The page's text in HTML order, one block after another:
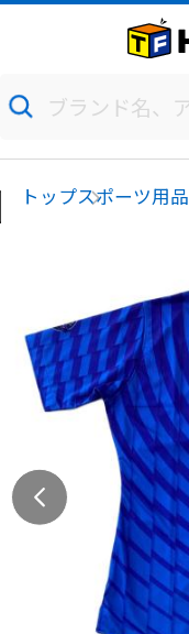
トップスポーツ用品